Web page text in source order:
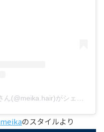
meikaのスタイルより